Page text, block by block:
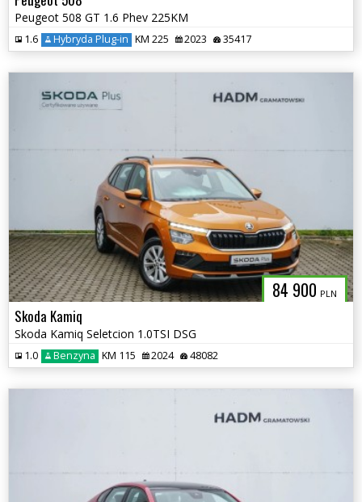
Peugeot 508 GT 1.6 Phev 225KM
1.6 Hybryda Plug-in KM 225 2023 35417
84 900 PLN
Skoda Kamiq
Skoda Kamiq Seletcion 1.0TSI DSG
1.0 Benzyna KM 115 2024 48082